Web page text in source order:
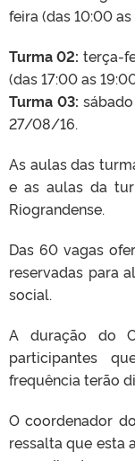
feira (das 10:00
Turma 02: terça-
(das 17:00 as
Turma 03:
27/08/16.
As aulas das
e as aulas da
Riograndense.
Das 60 vagas
reservadas para
social.
A duração do
participantes
frequência terão
O coordenador
ressalta que esta